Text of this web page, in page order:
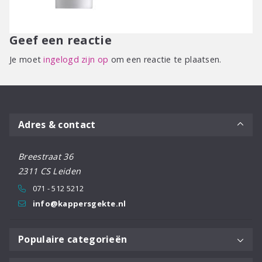
Geef een reactie
Je moetingelogd zijn op om een reactie te plaatsen.
Adres & contact
Breestraat 36
2311 CS Leiden
071 - 512 5212
info@kappersgekte.nl
Populaire categorieën